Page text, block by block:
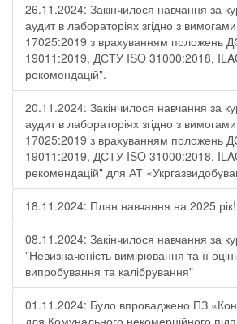
26.11.2024: Закінчилося навчання за
аудит в лабораторіях згідно з
17025:2019 з врахуванням положень
19011:2019, ДСТУ ISO 31000:2018,
рекомендацій".
20.11.2024: Закінчилося навчання за
аудит в лабораторіях згідно з
17025:2019 з врахуванням положень
19011:2019, ДСТУ ISO 31000:2018,
рекомендацій" для АТ
18.11.2024: План навчання на 2025 рік!
08.11.2024: Закінчилося навчання за
"Невизначеність вимірювання та її
випробування та калібрування"
01.11.2024: Було впроваджено ПЗ
для Комунального некомерційного